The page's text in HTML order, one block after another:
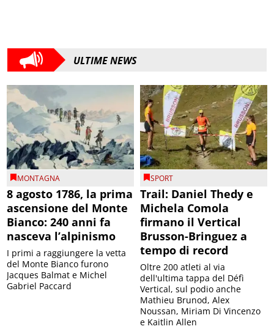
ULTIME NEWS
MONTAGNA
8 agosto 1786, la prima
ascensione del Monte
Bianco: 240 anni fa
nasceva l’alpinismo
I primi a raggiungere la vetta
del Monte Bianco furono
Jacques Balmat e Michel
Gabriel Paccard
SPORT
Trail: Daniel Thedy e
Michela Comola
firmano il Vertical
Brusson-Bringuez a
tempo di record
Oltre 200 atleti al via
dell'ultima tappa del Défì
Vertical, sul podio anche
Mathieu Brunod, Alex
Noussan, Miriam Di Vincenzo
e Kaitlin Allen